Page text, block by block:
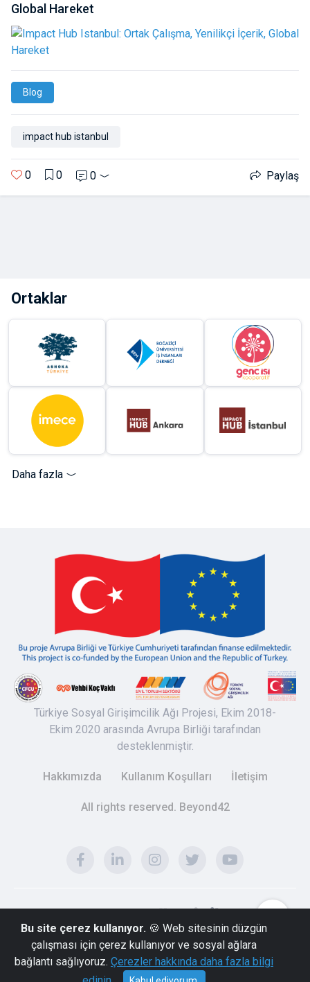
Bu site çerez kullanıyor. 🍪 Web sitesinin düzgün
çalışması için çerez kullanıyor ve sosyal ağlara
bağlantı sağlıyoruz. Çerezler hakkında daha fazla bilgi
Global Hareket
Blog
impact hub istanbul
0 0 0 Paylaş
Ortaklar
Daha fazla
Türkiye Sosyal Girişimcilik Ağı Projesi, Ekim 2018-
Ekim 2020 arasında Avrupa Birliği tarafından
desteklenmiştir.
Hakkımızda Kullanım Koşulları İletişim
All rights reserved. Beyond42